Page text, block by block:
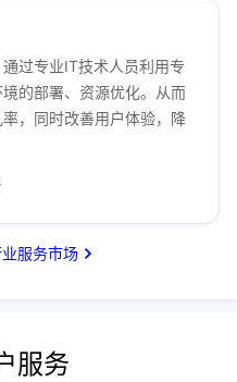
过专业IT技术人员利用专
的部署、资源优化。从而
，同时改善用户体验，降
服务市场
服务